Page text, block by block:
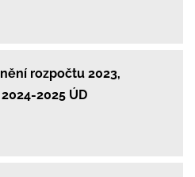
rozpočtu 2023,
2025 ÚD